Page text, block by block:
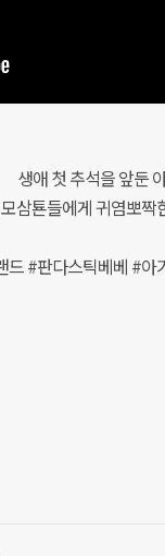
생애 첫 추석을 앞둔
삼툔들에게 귀염뽀짝
드 #판다스틱베베 #아